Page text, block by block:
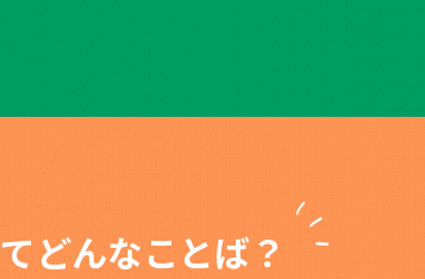
どんなことば？